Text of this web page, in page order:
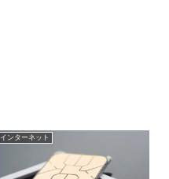
インターネット